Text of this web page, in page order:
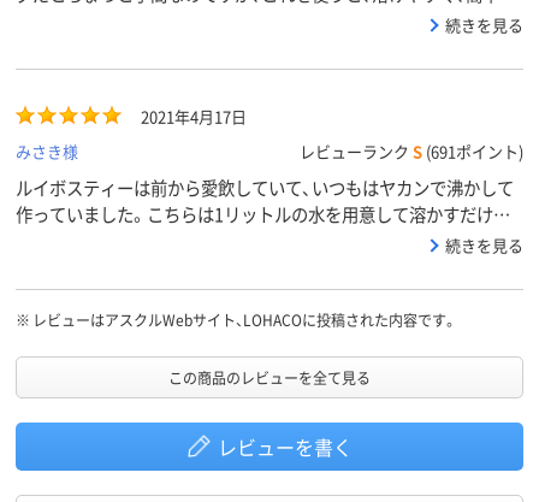
補充が出来ます。ルイボスティーが粉でできるとは思わなかったの
続きを見る
2021年4月17日
みさき様
レビューランク S (691ポイント)
ルイボスティーは前から愛飲していて、いつもはヤカンで沸かして
作っていました。こちらは1リットルの水を用意して溶かすだけな
続きを見る
※ レビューはアスクルWebサイト、LOHACOに投稿された内容です。
この商品のレビューを全て見る
レビューを書く